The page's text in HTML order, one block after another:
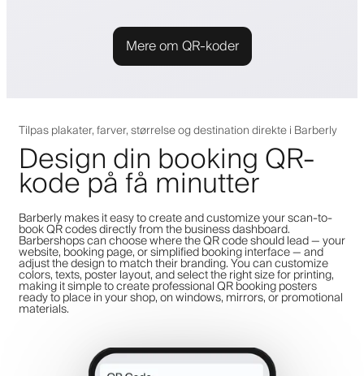
Mere om QR-koder
Tilpas plakater, farver, størrelse og destination direkte i Barberly
Design din booking QR-
kode på få minutter
Barberly makes it easy to create and customize your scan-to-
book QR codes directly from the business dashboard.
Barbershops can choose where the QR code should lead — your
website, booking page, or simplified booking interface — and
adjust the design to match their branding. You can customize
colors, texts, poster layout, and select the right size for printing,
making it simple to create professional QR booking posters
ready to place in your shop, on windows, mirrors, or promotional
materials.